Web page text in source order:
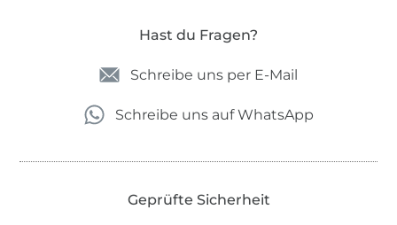
Hast du Fragen?
Schreibe uns per E-Mail
Schreibe uns auf WhatsApp
Geprüfte Sicherheit